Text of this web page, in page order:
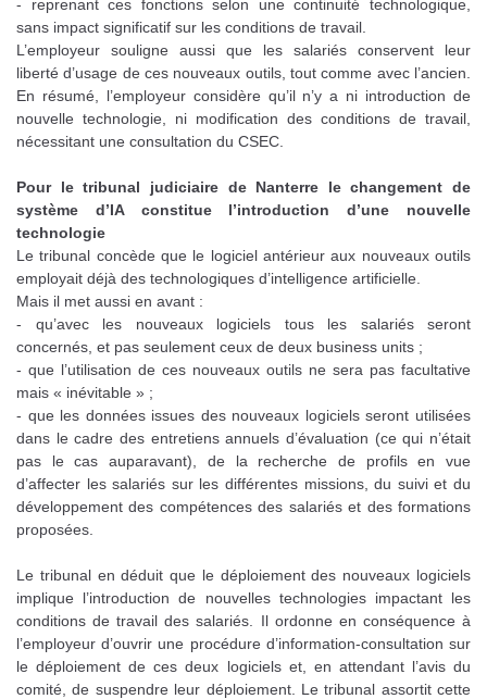
- reprenant ces fonctions selon une continuité technologique,
sans impact significatif sur les conditions de travail.
L’employeur souligne aussi que les salariés conservent leur
liberté d’usage de ces nouveaux outils, tout comme avec l’ancien.
En résumé, l’employeur considère qu’il n’y a ni introduction de
nouvelle technologie, ni modification des conditions de travail,
nécessitant une consultation du CSEC.
Pour le tribunal judiciaire de Nanterre le changement de
système d’IA constitue l’introduction d’une nouvelle
technologie
Le tribunal concède que le logiciel antérieur aux nouveaux outils
employait déjà des technologiques d’intelligence artificielle.
Mais il met aussi en avant :
- qu’avec les nouveaux logiciels tous les salariés seront
concernés, et pas seulement ceux de deux business units ;
- que l’utilisation de ces nouveaux outils ne sera pas facultative
mais « inévitable » ;
- que les données issues des nouveaux logiciels seront utilisées
dans le cadre des entretiens annuels d’évaluation (ce qui n’était
pas le cas auparavant), de la recherche de profils en vue
d’affecter les salariés sur les différentes missions, du suivi et du
développement des compétences des salariés et des formations
proposées.
Le tribunal en déduit que le déploiement des nouveaux logiciels
implique l’introduction de nouvelles technologies impactant les
conditions de travail des salariés. Il ordonne en conséquence à
l’employeur d’ouvrir une procédure d’information-consultation sur
le déploiement de ces deux logiciels et, en attendant l’avis du
comité, de suspendre leur déploiement. Le tribunal assortit cette